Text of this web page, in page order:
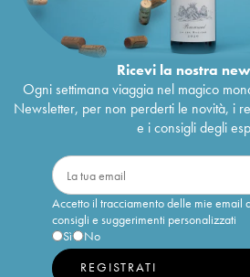
Ricevi la nostra
Ogni settimana viaggia nel magico
Newsletter, per non perderti le novità, i
e i consigli degli
Accetto il tracciamento delle mie email
consigli e suggerimenti personalizzati
Sì
No
REGISTRATI